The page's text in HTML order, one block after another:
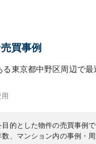
買事例
る東京都中野区周辺で最
的とした物件の売買事例で
、マンション内の事例・